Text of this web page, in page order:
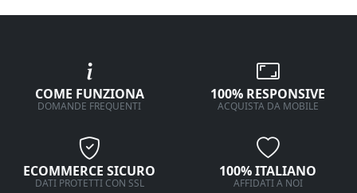
COME FUNZIONA
DOMANDE FREQUENTI
100% RESPONSIVE
ACQUISTA DA MOBILE
ECOMMERCE SICURO
DATI PROTETTI CON SSL
100% ITALIANO
AFFIDATI A NOI